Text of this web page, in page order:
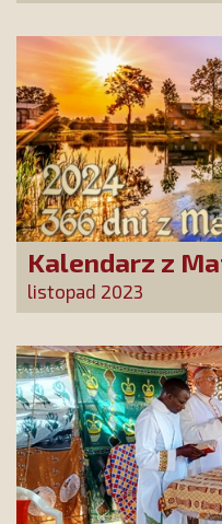
Kalendarz z
rok już w
listopad 2023